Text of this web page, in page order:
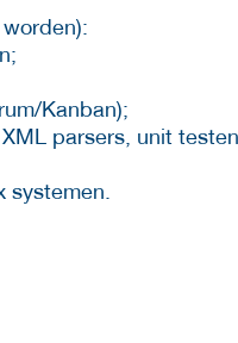
Kanban);
parsers, unit